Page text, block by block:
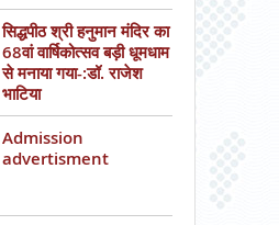
सिद्धपीठ श्री हनुमान मंदिर का
68वां वार्षिकोत्सव बड़ी धूमधाम
से मनाया गया-:डॉ. राजेश
भाटिया
Admission
advertisment